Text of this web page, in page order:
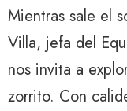
Mientras sale el
Villa, jefa del
nos invita a
zorrito. Con